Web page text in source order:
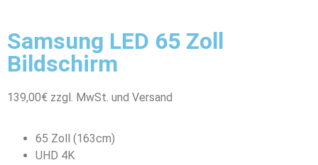
Samsung LED 65 Zoll
Bildschirm
139,00€ zzgl. MwSt. und Versand
65 Zoll (163cm)
UHD 4K